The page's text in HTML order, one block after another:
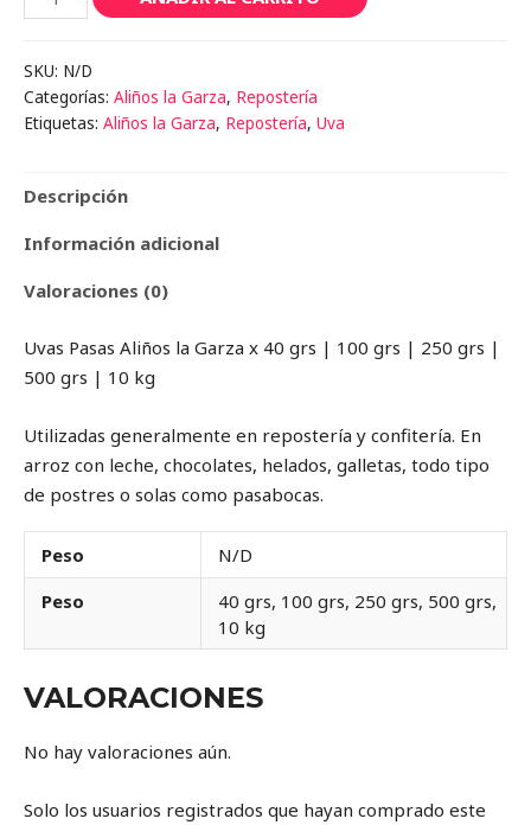
Pasas
SKU: N/D
Categorías: Aliños la Garza, Repostería
Etiquetas: Aliños la Garza, Repostería, Uva
Descripción
Información adicional
Valoraciones (0)
Uvas Pasas Aliños la Garza x 40 grs | 100 grs | 250 grs |
500 grs | 10 kg
Utilizadas generalmente en repostería y confitería. En
arroz con leche, chocolates, helados, galletas, todo tipo
de postres o solas como pasabocas.
Peso
N/D
Peso
40 grs, 100 grs, 250 grs, 500 grs,
10 kg
VALORACIONES
No hay valoraciones aún.
Solo los usuarios registrados que hayan comprado este